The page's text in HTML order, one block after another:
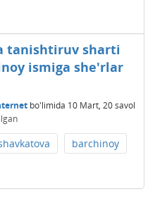
tanishtiruv sharti
ismiga she'rlar
bo'limida 10 Mart, 20 savol
barchinoy